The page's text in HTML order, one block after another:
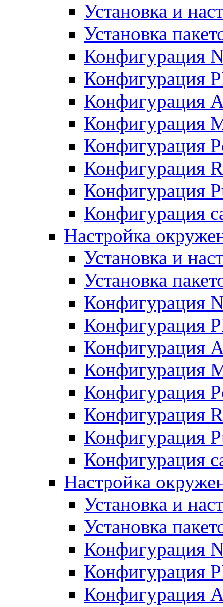
Установка и
Установка
Конфигурация
Конфигурация
Конфигурация
Конфигурация
Конфигурация
Конфигурация
Конфигурация
Конфигурация
Настройка
Установка и
Установка
Конфигурация
Конфигурация
Конфигурация
Конфигурация
Конфигурация
Конфигурация
Конфигурация
Конфигурация
Настройка
Установка и
Установка
Конфигурация
Конфигурация
Конфигурация